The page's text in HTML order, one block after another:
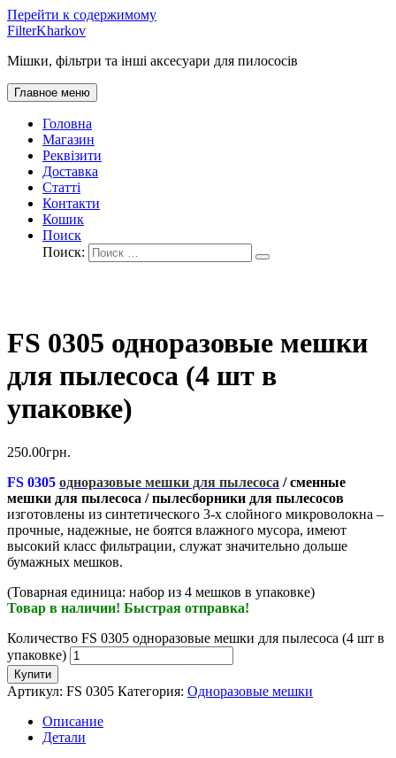
Перейти к содержимому
FilterKharkov
Мішки, фільтри та інші аксесуари для пилососів
Главное меню
Головна
Магазин
Реквізити
Доставка
Статті
Контакти
Кошик
Поиск
Поиск:
FS 0305 одноразовые мешки
для пылесоса (4 шт в
упаковке)
250.00грн.
FS 0305 одноразовые мешки для пылесоса / сменные
мешки для пылесоса / пылесборники для пылесосов
изготовлены из синтетического 3-х слойного микроволокна –
прочные, надежные, не боятся влажного мусора, имеют
высокий класс фильтрации, служат значительно дольше
бумажных мешков.
(Товарная единица: набор из 4 мешков в упаковке)
Товар в наличии! Быстрая отправка!
Количество FS 0305 одноразовые мешки для пылесоса (4 шт в
упаковке)
Купити
Артикул: FS 0305 Категория: Одноразовые мешки
Описание
Детали